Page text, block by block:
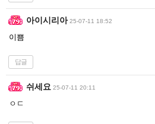
아이시리아 25-07-11 18:52
이쁨
답글
쉬세요 25-07-11 20:11
ㅇㄷ